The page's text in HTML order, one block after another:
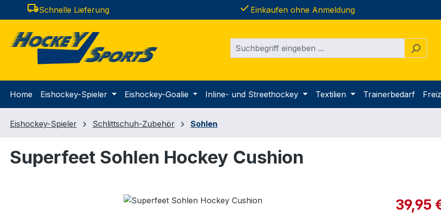
Hauptinhalt springen
Zur Suche springen
Zur Hauptnavigation springen
local_shippingSchnelle Lieferung done Einkaufen ohne Anmeldung
Home Eishockey-Spieler Eishockey-Goalie Inline- und Streethockey Textilien Trainerbedarf
Eishockey-Spieler Schlittschuh-Zubehör Sohlen
Superfeet Sohlen Hockey Cushion
39,95